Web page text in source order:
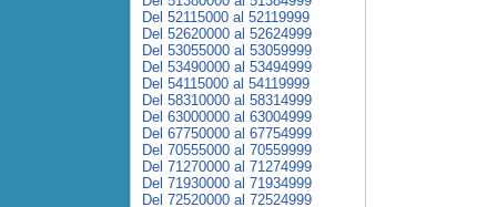
Del 52115000 al 52119999
Del 52620000 al 52624999
Del 53055000 al 53059999
Del 53490000 al 53494999
Del 54115000 al 54119999
Del 58310000 al 58314999
Del 63000000 al 63004999
Del 67750000 al 67754999
Del 70555000 al 70559999
Del 71270000 al 71274999
Del 71930000 al 71934999
Del 72520000 al 72524999